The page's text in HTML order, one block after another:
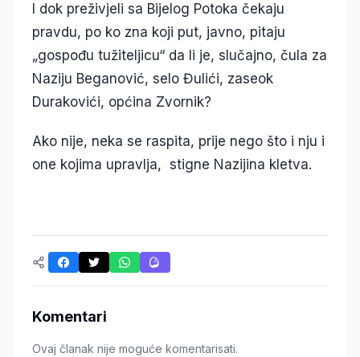
I dok preživjeli sa Bijelog Potoka čekaju
pravdu, po ko zna koji put, javno, pitaju
„gospođu tužiteljicu“ da li je, slučajno, čula za
Naziju Beganović, selo Đulići, zaseok
Durakovići, općina Zvornik?
Ako nije, neka se raspita, prije nego što i nju i
one kojima upravlja, stigne Nazijina kletva.
Komentari
Ovaj članak nije moguće komentarisati.